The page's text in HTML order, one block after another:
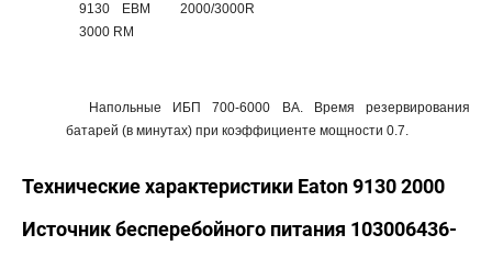
9130 EBM
3000 RM
2000/3000R
Напольные ИБП 700-6000 ВА. Время резервирования
батарей (в минутах) при коэффициенте мощности 0.7.
Технические характеристики Eaton 9130 2000
Источник бесперебойного питания 103006436-